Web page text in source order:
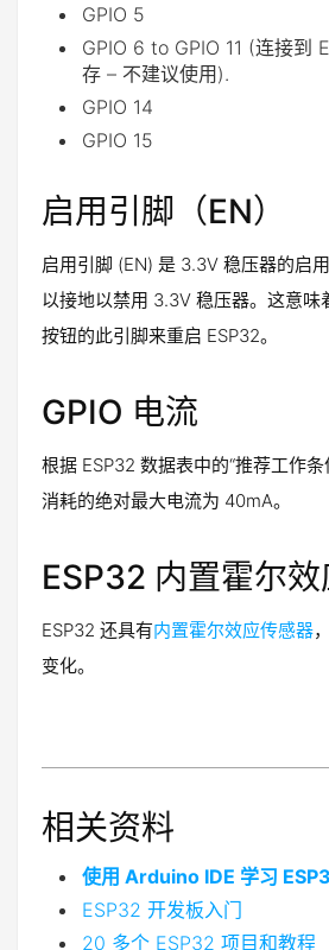
GPIO 5
GPIO 6 to GPIO 11 (连接到
存 – 不建议使用).
GPIO 14
GPIO 15
启用引脚（EN）
启用引脚 (EN) 是 3.3V 稳压器的启
以接地以禁用 3.3V 稳压器。这意味
按钮的此引脚来重启 ESP32。
GPIO 电流
根据 ESP32 数据表中的“推荐工作
消耗的绝对最大电流为 40mA。
ESP32 内置霍尔
ESP32 还具有内置霍尔效应传感器
变化。
相关资料
使用 Arduino IDE 学习
ESP32 开发板入门
20 多个 ESP32 项目和教程